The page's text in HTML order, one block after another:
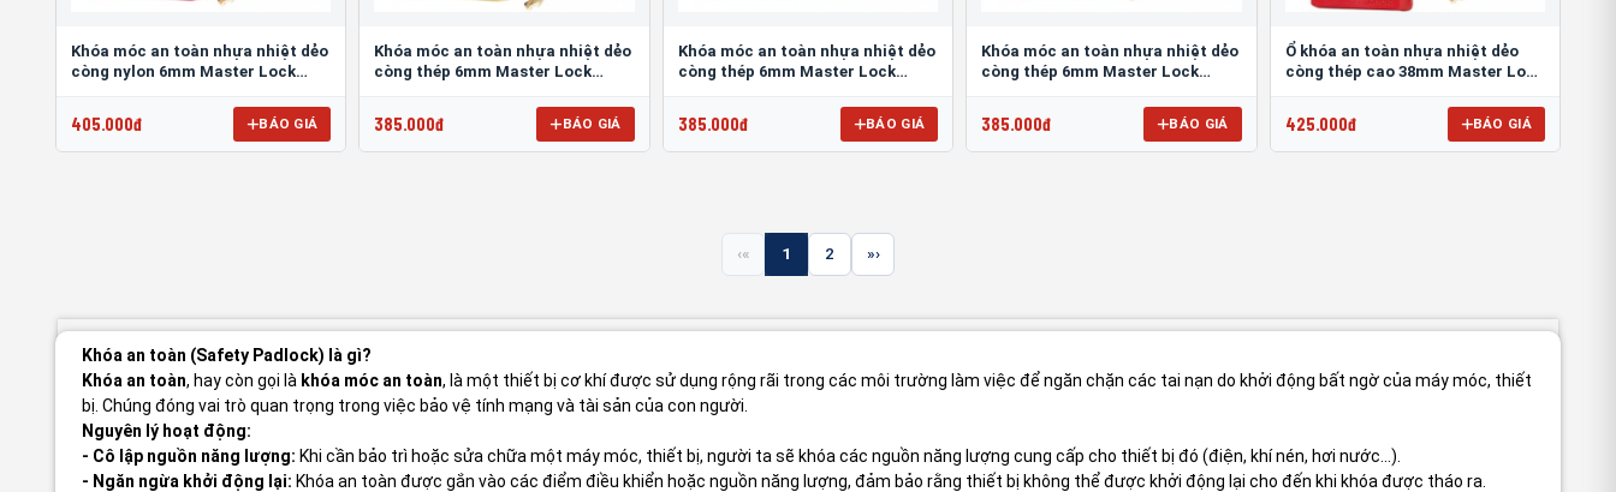
Khóa móc an toàn nhựa nhiệt dẻo
còng nylon 6mm Master Lock
405.000đ BÁO GIÁ
Khóa móc an toàn nhựa nhiệt dẻo
còng thép 6mm Master Lock
385.000đ BÁO GIÁ
Khóa móc an toàn nhựa nhiệt dẻo
còng thép 6mm Master Lock
385.000đ BÁO GIÁ
Khóa móc an toàn nhựa nhiệt dẻo
còng thép 6mm Master Lock
385.000đ BÁO GIÁ
Ổ khóa an toàn nhựa nhiệt dẻo
còng thép cao 38mm Master Lock
425.000đ BÁO GIÁ
« 1 2 »
Khóa an toàn (Safety Padlock) là gì?
Khóa an toàn, hay còn gọi là khóa móc an toàn, là một thiết bị cơ khí được sử dụng rộng rãi trong các môi trường làm việc để ngăn chặn các tai nạn do khởi động bất ngờ của máy móc, thiết
bị. Chúng đóng vai trò quan trọng trong việc bảo vệ tính mạng và tài sản của con người.
Nguyên lý hoạt động:
- Cô lập nguồn năng lượng: Khi cần bảo trì hoặc sửa chữa một máy móc, thiết bị, người ta sẽ khóa các nguồn năng lượng cung cấp cho thiết bị đó (điện, khí nén, hơi nước...).
- Ngăn ngừa khởi động lại: Khóa an toàn được gắn vào các điểm điều khiển hoặc nguồn năng lượng, đảm bảo rằng thiết bị không thể được khởi động lại cho đến khi khóa được tháo ra.